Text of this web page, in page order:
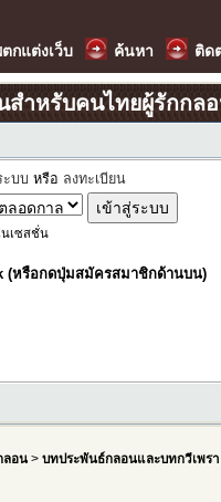
กแต่งเว็บ ค้นหา ติด
ำหรับคนไทยผู้รักกล
ะบบ หรือ ลงทะเบียน
นเซสชั่น
(หรือกดปุ่มสมัครสมาชิกด้านบน)
ลอน> บทประพันธ์กลอนและบทกวีเพรา